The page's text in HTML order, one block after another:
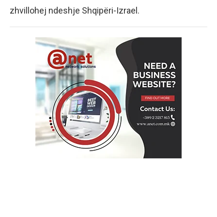
zhvillohej ndeshje Shqipëri-Izrael.